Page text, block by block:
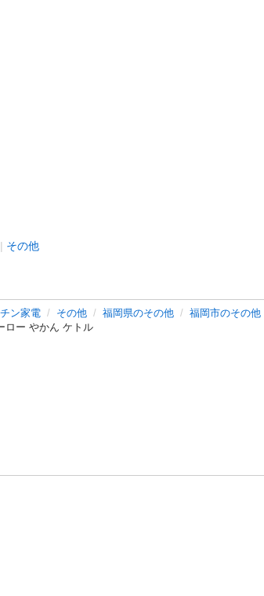
その他
ン家電 その他 福岡県のその他
福岡市のその他
ロー やかん ケトル